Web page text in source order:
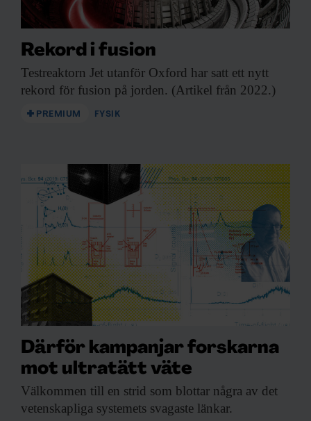
Rekord i fusion
Testreaktorn Jet utanför Oxford har satt ett nytt
rekord för fusion på jorden. (Artikel från 2022.)
PREMIUM FYSIK
Därför kampanjar forskarna
mot ultratätt väte
Välkommen till en strid som blottar några av det
vetenskapliga systemets svagaste länkar.